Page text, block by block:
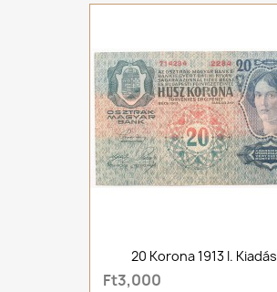
20 Korona 1913 I. Kiadás
Ft3,000